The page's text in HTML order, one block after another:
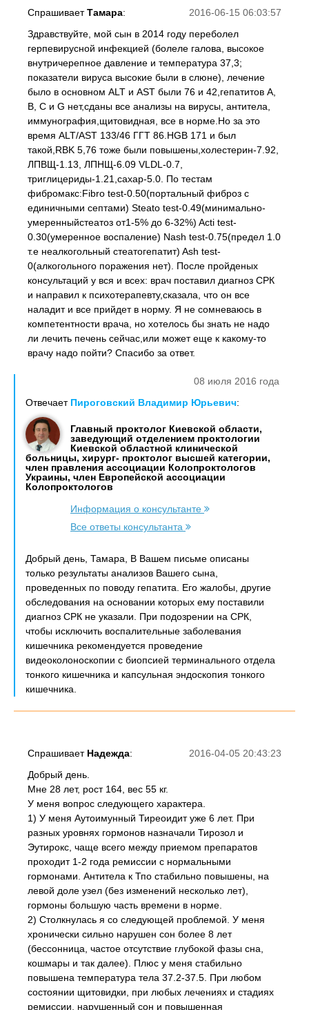
2016-06-15 06:03:57
СпрашиваетТамара:
Здравствуйте, мой сын в 2014 году переболел
герпевирусной инфекцией (болеле галова, высокое
внутричерепное давление и температура 37,3;
показатели вируса высокие были в слюне), лечение
было в основном ALT и AST были 76 и 42,гепатитов А,
В, С и G нет,сданы все анализы на вирусы, антитела,
иммунография,щитовидная, все в норме.Но за это
время ALT/AST 133/46 ГГТ 86.HGB 171 и был
такой,RBK 5,76 тоже были повышены,холестерин-7.92,
ЛПВЩ-1.13, ЛПНЩ-6.09 VLDL-0.7,
триглицериды-1.21,сахар-5.0. По тестам
фибромакс:Fibro test-0.50(портальный фиброз с
единичными септами) Steato test-0.49(минимально-
умеренныйстеатоз от1-5% до 6-32%) Acti test-
0.30(умеренное воспаление) Nash test-0.75(предел 1.0
т.е неалкогольный стеатогепатит) Ash test-
0(алкогольного поражения нет). После пройденых
консультаций у вся и всех: врач поставил диагноз СРК
и направил к психотерапевту,сказала, что он все
наладит и все прийдет в норму. Я не сомневаюсь в
компетентности врача, но хотелось бы знать не надо
ли лечить печень сейчас,или может еще к какому-то
врачу надо пойти? Спасибо за ответ.
08 июля 2016 года
Отвечает Пироговский Владимир Юрьевич:
Главный проктолог Киевской области,
заведующий отделением проктологии
Киевской областной клинической
больницы, хирург- проктолог высшей категории,
член правления ассоциации Колопроктологов
Украины, член Европейской ассоциации
Колопроктологов
Информация о консультанте
Все ответы консультанта
Добрый день, Тамара, В Вашем письме описаны
только результаты анализов Вашего сына,
проведенных по поводу гепатита. Его жалобы, другие
обследования на основании которых ему поставили
диагноз СРК не указали. При подозрении на СРК,
чтобы исключить воспалительные заболевания
кишечника рекомендуется проведение
видеоколоноскопии с биопсией терминального отдела
тонкого кишечника и капсульная эндоскопия тонкого
кишечника.
2016-04-05 20:43:23
Спрашивает Надежда:
Добрый день.
Мне 28 лет, рост 164, вес 55 кг.
У меня вопрос следующего характера.
1) У меня Аутоимунный Тиреоидит уже 6 лет. При
разных уровнях гормонов назначали Тирозол и
Эутирокс, чаще всего между приемом препаратов
проходит 1-2 года ремиссии с нормальными
гормонами. Антитела к Тпо стабильно повышены, на
левой доле узел (без изменений несколько лет),
гормоны большую часть времени в норме.
2) Столкнулась я со следующей проблемой. У меня
хронически сильно нарушен сон более 8 лет
(бессонница, частое отсутствие глубокой фазы сна,
кошмары и так далее). Плюс у меня стабильно
повышена температура тела 37.2-37.5. При любом
состоянии щитовидки, при любых лечениях и стадиях
ремиссии, нарушенный сон и повышенная